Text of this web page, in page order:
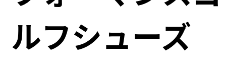
ルフシューズ